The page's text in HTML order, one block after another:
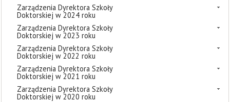
Zarządzenia Dyrektora Szkoły
Doktorskiej w 2024 roku
Zarządzenia Dyrektora Szkoły
Doktorskiej w 2023 roku
Zarządzenia Dyrektora Szkoły
Doktorskiej w 2022 roku
Zarządzenia Dyrektora Szkoły
Doktorskiej w 2021 roku
Zarządzenia Dyrektora Szkoły
Doktorskiej w 2020 roku